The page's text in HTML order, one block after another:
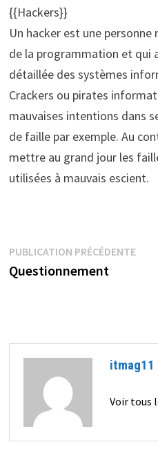
{{Hackers}}
Un hacker est une
de la programmation et qui
détaillée des systèmes
Crackers ou pirates
mauvaises intentions dans
de faille par exemple. Au
mettre au grand jour les
utilisées à mauvais escient.
Navigation
de
PUBLICATION PRÉCÉDENTE
Questionnement
itmag11
Voir tous